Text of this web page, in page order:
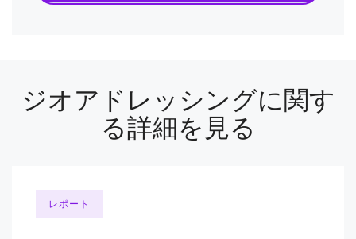
ジオアドレッシングに関す
る詳細を見る
レポート